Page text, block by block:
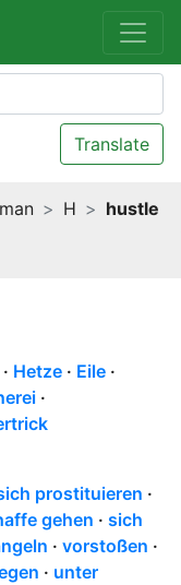
Translate
H hustle
Hetze
Eile
prostituieren
gehen
sich
vorstoßen
unter